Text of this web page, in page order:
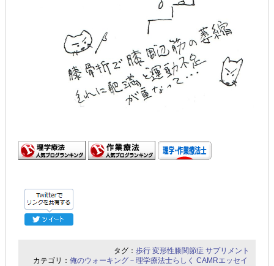
タグ：歩行 変形性膝関節症 サプリメント
カテゴリ：俺のウォーキング－理学療法士らしく CAMRエッセイ